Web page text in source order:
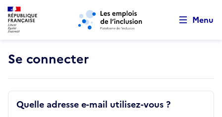
Aller au menu principal Aller au contenu principal
Menu
Se connecter
Quelle adresse e-mail utilisez-vous ?
Retour au début de la page
Panneau de gestion des cookies